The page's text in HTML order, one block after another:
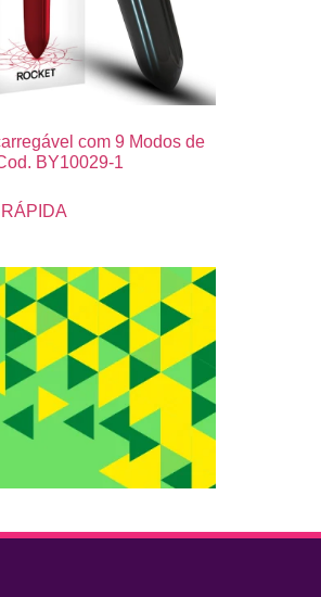
com 9 Modos de
BY10029-1